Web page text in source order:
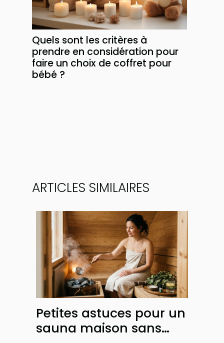
Quels sont les critères à
prendre en considération pour
faire un choix de coffret pour
bébé ?
ARTICLES SIMILAIRES
Petites astuces pour un
sauna maison sans